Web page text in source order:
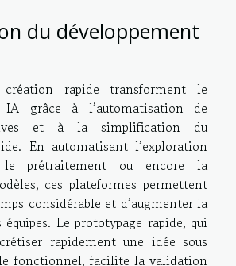
du développement
rapide transforment le
IA grâce à l’automatisation de
et à la simplification du
En automatisant l’exploration
le prétraitement ou encore la
ces plateformes permettent
considérable et d’augmenter la
Le prototypage rapide, qui
rapidement une idée sous
fonctionnel, facilite la validation